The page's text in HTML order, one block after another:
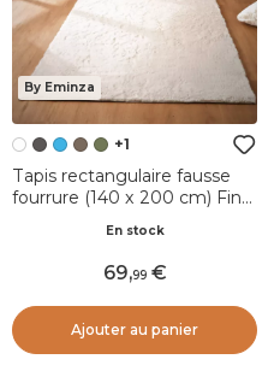
By Eminza
+1
Tapis rectangulaire fausse
fourrure (140 x 200 cm) Finn
En stock
69,99
Ajouter au panier